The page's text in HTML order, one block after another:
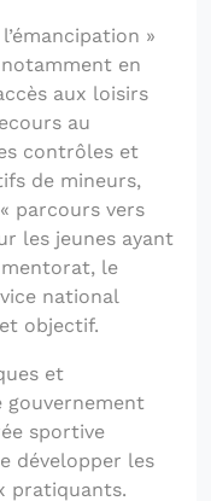
»
notamment en
aux loisirs
au
contrôles et
de mineurs,
parcours vers
les jeunes ayant
mentorat, le
national
objectif.
et
gouvernement
sportive
développer les
pratiquants.